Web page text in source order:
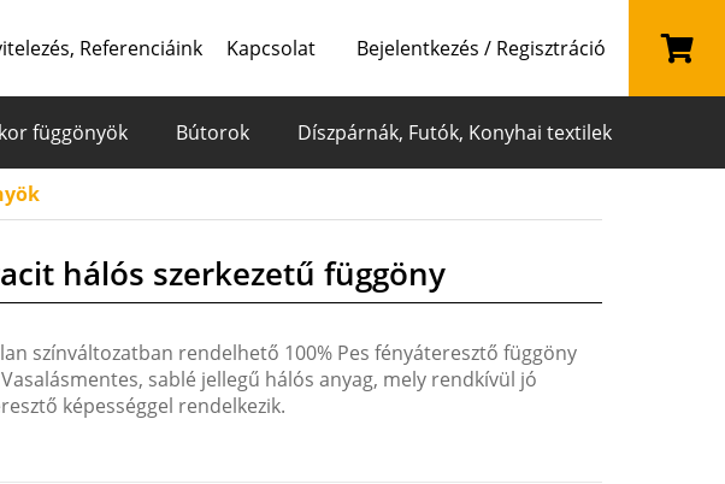
Referenciáink Kapcsolat Bejelentkezés / Regisztráció
függönyök Bútorok Díszpárnák, Futók, Konyhai textilek
hálós szerkezetű függöny
színváltozatban rendelhető 100% Pes fényáteresztő függöny
sablé jellegű hálós anyag, mely rendkívül jó
képességgel rendelkezik.